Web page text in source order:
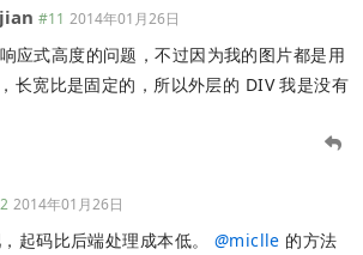
#11 2014年01月26日
应式高度的问题，不过因为我的图片都是用
长宽比是固定的，所以外层的 DIV 我是没有
2014年01月26日
起码比后端处理成本低。 @miclle 的方法